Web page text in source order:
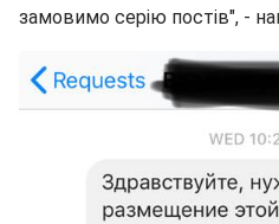
замовимо серію постів", -